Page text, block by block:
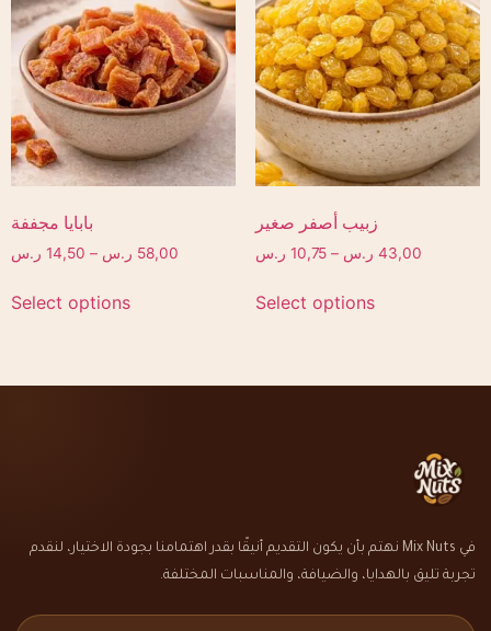
بابايا مجففة
14,50 ر.س – 58,00 ر.س
Select options
زبيب أصفر صغير
10,75 ر.س – 43,00 ر.س
Select options
في Mix Nuts نهتم بأن يكون التقديم أنيقًا بقدر اهتمامنا بجودة الاختيار، لنقدم
تجربة تليق بالهدايا، والضيافة، والمناسبات المختلفة.